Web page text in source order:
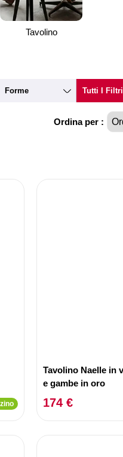
Tavolino
Forme Tutti I Filtri
Ordina per :
Tavolino Naelle in
e gambe in oro
174 €